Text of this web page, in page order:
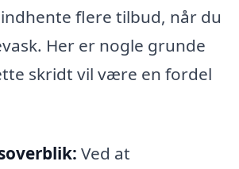
flere tilbud, når du
Her er nogle grunde
skridt vil være en fordel
Ved at